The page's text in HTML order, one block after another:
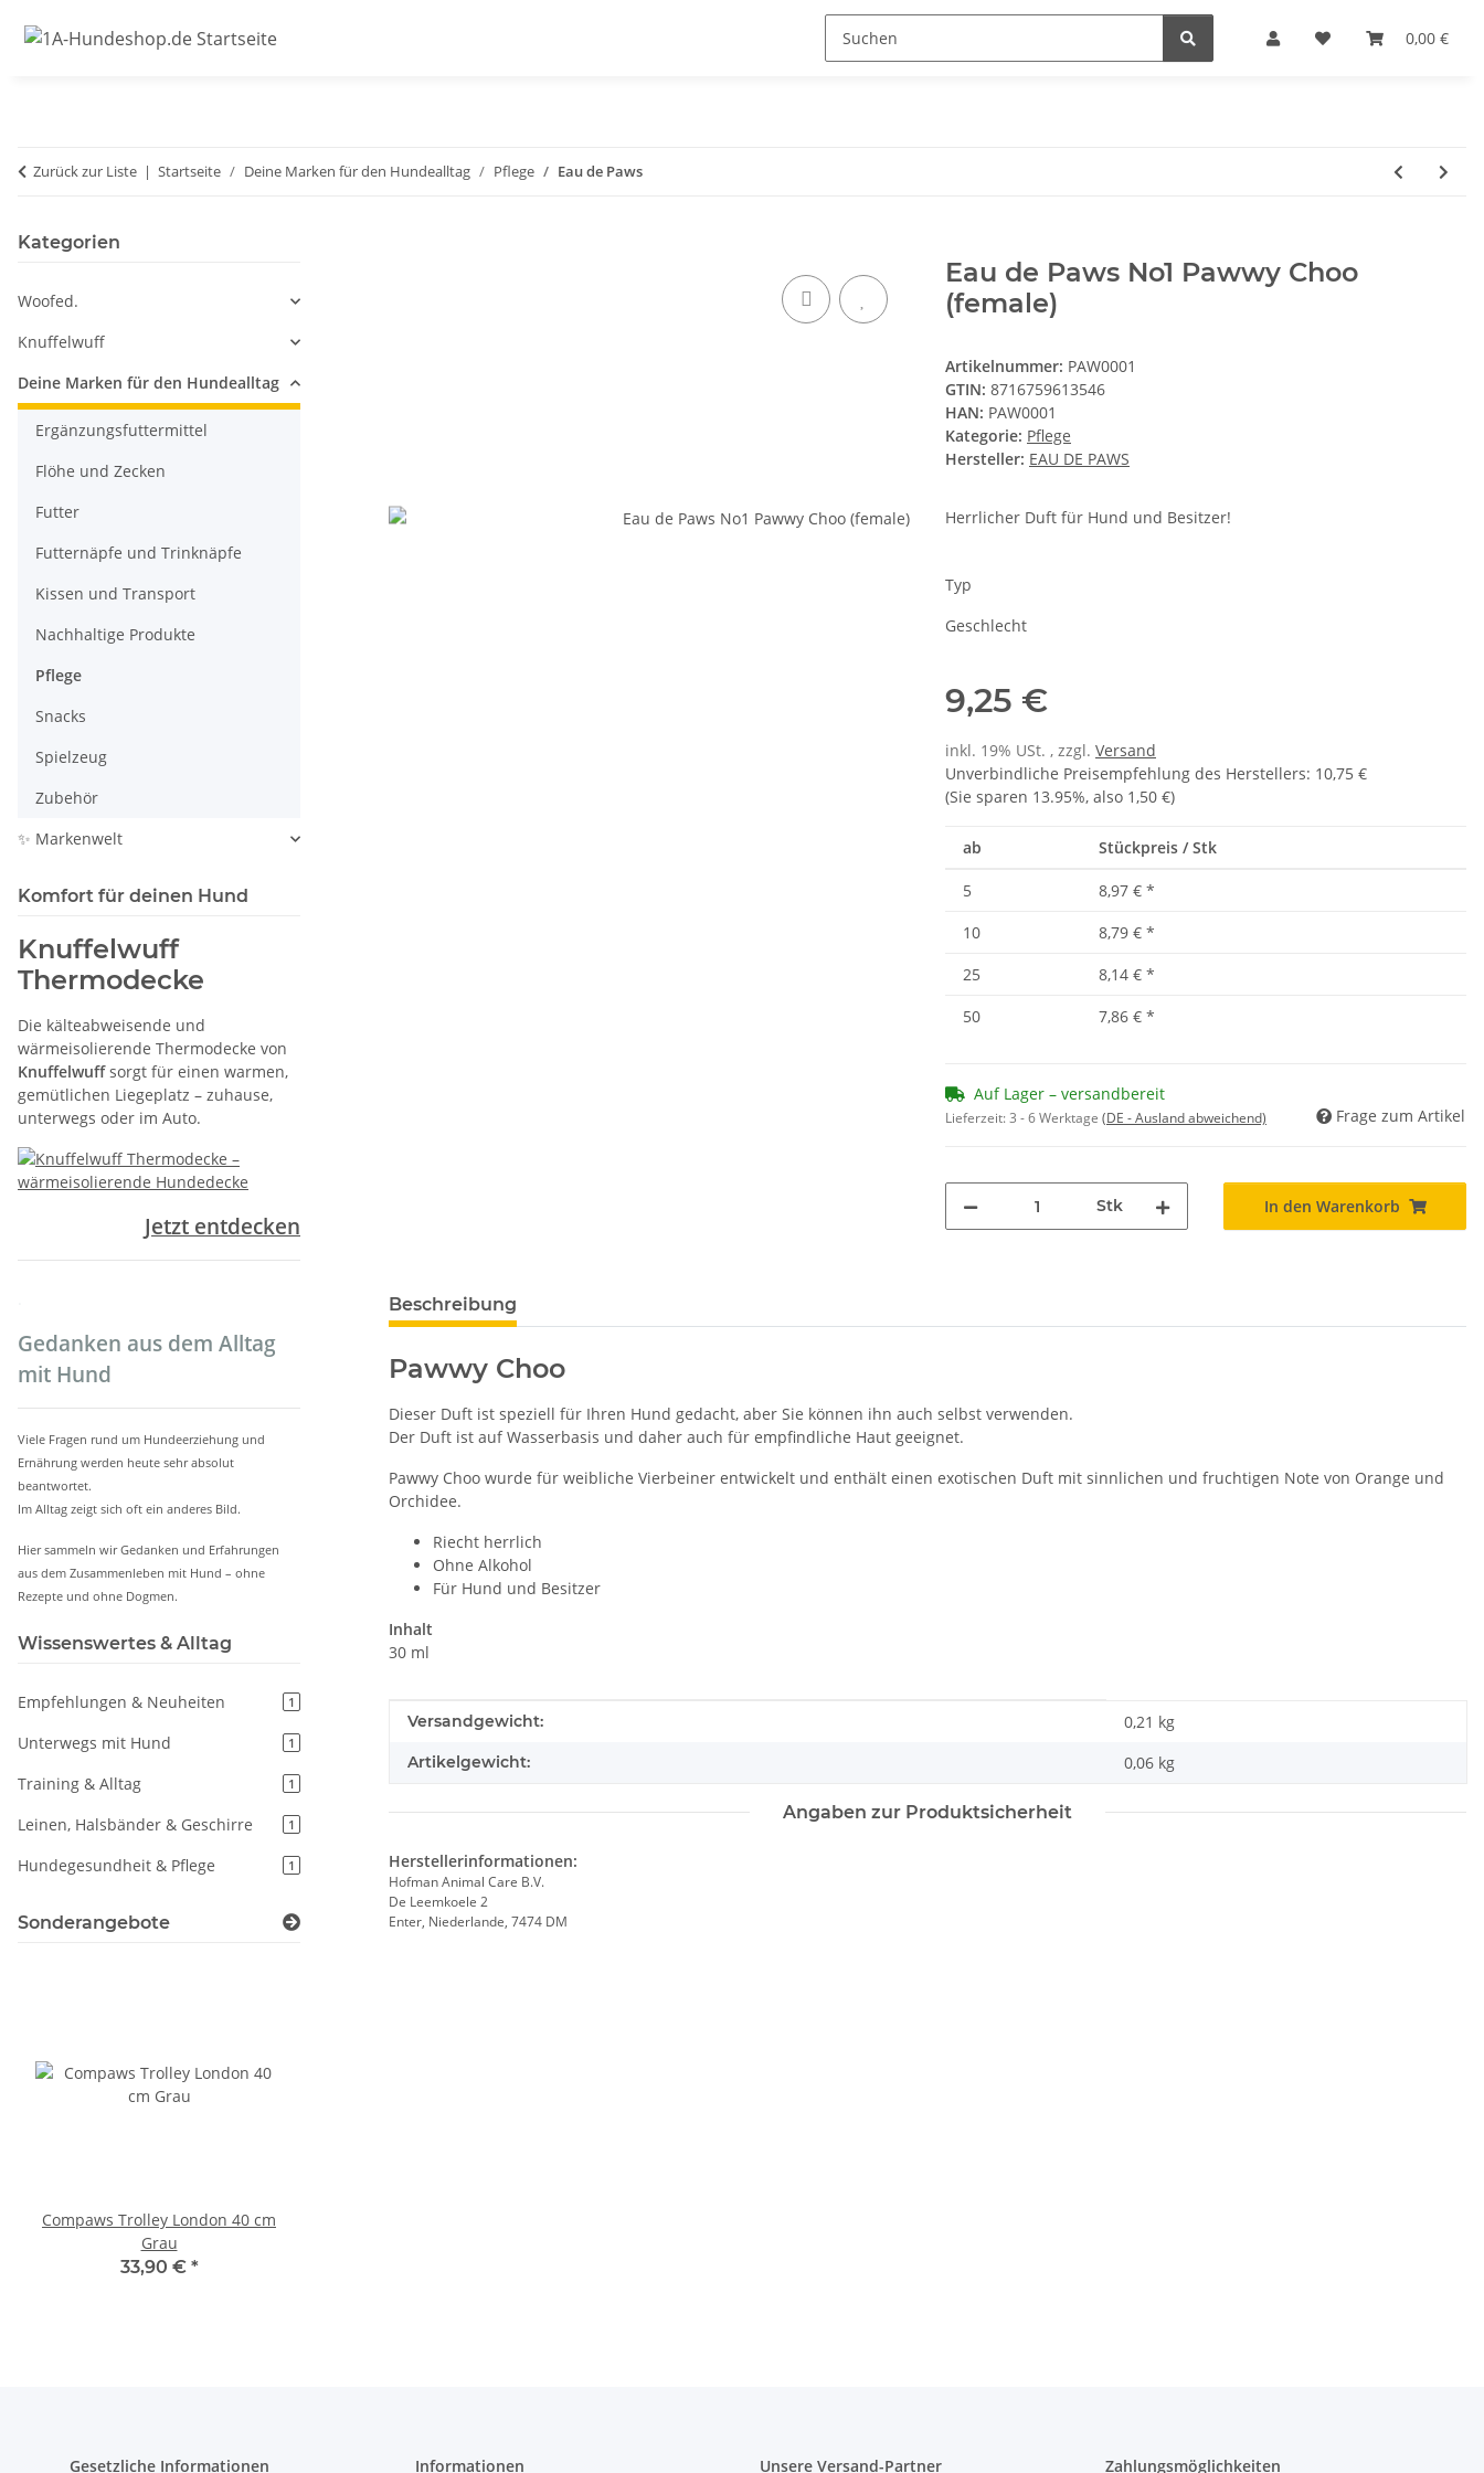
0,00 €
Zurück zur Liste Startseite Deine Marken für den Hundealltag Pflege Eau de Paws
Eau de Paws No1 Pawwy Choo
(female)
Artikelnummer: PAW0001
GTIN: 8716759613546
HAN: PAW0001
Kategorie: Pflege
Hersteller: EAU DE PAWS
Herrlicher Duft für Hund und Besitzer!
Typ
Geschlecht
9,25 €
inkl. 19% USt. , zzgl. Versand
Unverbindliche Preisempfehlung des Herstellers: 10,75 €
(Sie sparen 13.95%, also 1,50 €)
ab Stückpreis / Stk
5 8,97 € *
10
8,79 € *
25
8,14 € *
50
7,86 € *
Auf Lager – versandbereit
Lieferzeit:3 - 6 Werktage (DE - Ausland abweichend) Frage zum Artikel
Stk In den Warenkorb
weitere Registerkarten anzeigen
Beschreibung
Pawwy Choo
Dieser Duft ist speziell für Ihren Hund gedacht, aber Sie können ihn auch selbst verwenden.
Der Duft ist auf Wasserbasis und daher auch für empfindliche Haut geeignet.
Pawwy Choo wurde für weibliche Vierbeiner entwickelt und enthält einen exotischen Duft mit sinnlichen und fruchtigen Note von Orange und
Orchidee.
Riecht herrlich
Ohne Alkohol
Für Hund und Besitzer
Inhalt
30 ml
Produkteigenschaft
Wert
Versandgewicht: 0,21 kg
Artikelgewicht: 0,06 kg
Angaben zur Produktsicherheit
Herstellerinformationen:
Hofman Animal Care B.V.
De Leemkoele 2
Enter, Niederlande, 7474 DM
Kategorien
Woofed.
Knuffelwuff
Deine Marken für den Hundealltag
Ergänzungsfuttermittel
Flöhe und Zecken
Futter
Futternäpfe und Trinknäpfe
Kissen und Transport
Nachhaltige Produkte
Pflege
Snacks
Spielzeug
Zubehör
✨ Markenwelt
Komfort für deinen Hund
Knuffelwuff
Thermodecke
Die kälteabweisende und
wärmeisolierende Thermodecke von
Knuffelwuffsorgt für einen warmen,
gemütlichen Liegeplatz – zuhause,
unterwegs oder im Auto.
Jetzt entdecken
Gedanken aus dem Alltag
mit Hund
Viele Fragen rund um Hundeerziehung und
Ernährung werden heute sehr absolut
beantwortet.
Im Alltag zeigt sich oft ein anderes Bild.
Hier sammeln wir Gedanken und Erfahrungen
aus dem Zusammenleben mit Hund – ohne
Rezepte und ohne Dogmen.
Wissenswertes & Alltag
Empfehlungen & Neuheiten 1
Unterwegs mit Hund 1
Training & Alltag 1
Leinen, Halsbänder & Geschirre 1
Hundegesundheit & Pflege 1
Sonderangebote
Compaws Trolley London 40 cm
Grau
33,90 € *
Gesetzliche Informationen Informationen Unsere Versand-Partner Zahlungsmöglichkeiten